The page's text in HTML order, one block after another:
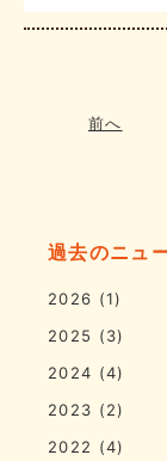
前へ
過去のニュ
2026 (1)
2025 (3)
2024 (4)
2023 (2)
2022 (4)